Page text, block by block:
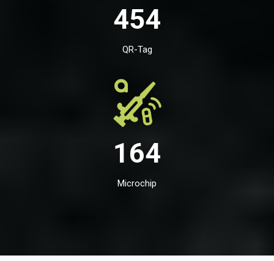
454
QR-Tag
164
Microchip